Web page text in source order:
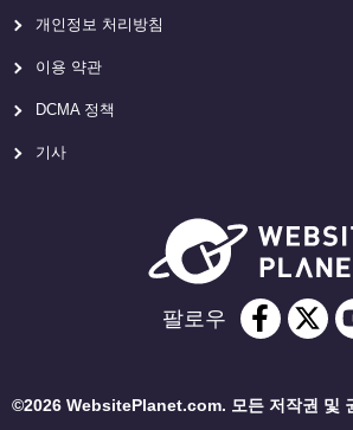
개인정보 처리방침
이용 약관
DCMA 정책
기사
팔로우
©2026 WebsitePlanet.com. 모든 저작권 및